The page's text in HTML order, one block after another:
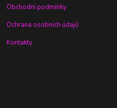
Obchodní podmínky
Ochrana osobních údajů
Kontakty